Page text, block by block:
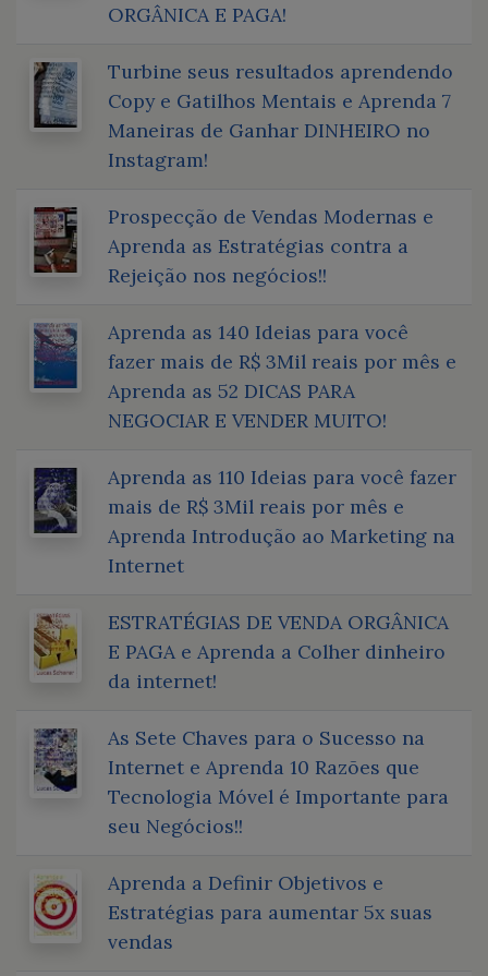
ORGÂNICA E PAGA!
Turbine seus resultados aprendendo
Copy e Gatilhos Mentais e Aprenda 7
Maneiras de Ganhar DINHEIRO no
Instagram!
Prospecção de Vendas Modernas e
Aprenda as Estratégias contra a
Rejeição nos negócios!!
Aprenda as 140 Ideias para você
fazer mais de R$ 3Mil reais por mês e
Aprenda as 52 DICAS PARA
NEGOCIAR E VENDER MUITO!
Aprenda as 110 Ideias para você fazer
mais de R$ 3Mil reais por mês e
Aprenda Introdução ao Marketing na
Internet
ESTRATÉGIAS DE VENDA ORGÂNICA
E PAGA e Aprenda a Colher dinheiro
da internet!
As Sete Chaves para o Sucesso na
Internet e Aprenda 10 Razões que
Tecnologia Móvel é Importante para
seu Negócios!!
Aprenda a Definir Objetivos e
Estratégias para aumentar 5x suas
vendas